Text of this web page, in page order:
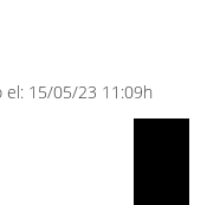
el: 15/05/23 11:09h